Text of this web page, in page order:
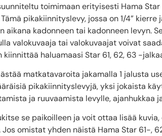
toimimaan erityisesti Hama
pikakiinnityslevy, jossa on 1/4”
aikana kadonneen tai kadonneen levyn.
valokuvaaja tai valokuvaajat voivat
haluamaasi Star 61, 62, 63 -
matkatavaroita jakamalla 1 jalusta
pikakiinnityslevyjä, yksi jokaista
ja ruuvaamista levylle, ajanhukkaa
se paikoilleen ja voit ottaa lisää
omistat yhden näistä Hama Star 61-,